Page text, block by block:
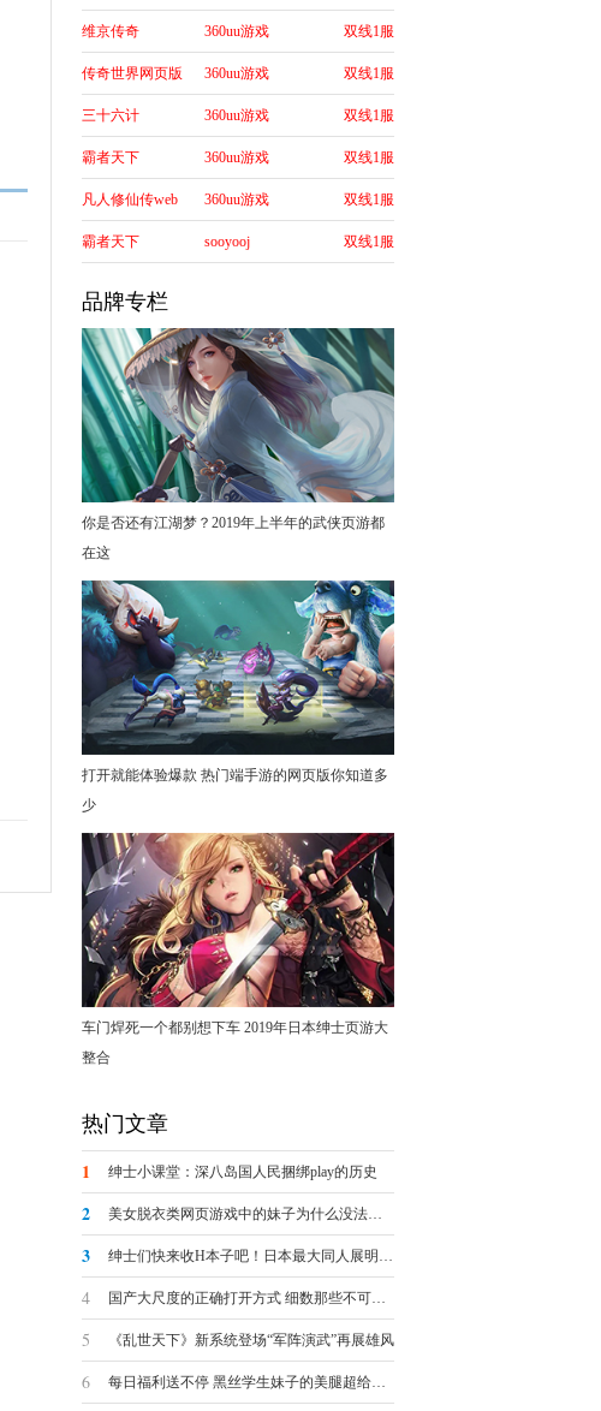
维京传奇 360uu游戏 双线1服
传奇世界网页版 360uu游戏 双线1服
三十六计 360uu游戏 双线1服
霸者天下 360uu游戏 双线1服
凡人修仙传web 360uu游戏 双线1服
霸者天下 sooyooj 双线1服
品牌专栏
你是否还有江湖梦？2019年上半年的武侠页游都
在这
打开就能体验爆款 热门端手游的网页版你知道多
少
车门焊死一个都别想下车 2019年日本绅士页游大
整合
热门文章
1 绅士小课堂：深八岛国人民捆绑play的历史
2 美女脱衣类网页游戏中的妹子为什么没法被脱光？
3 绅士们快来收H本子吧！日本最大同人展明日开幕
4 国产大尺度的正确打开方式 细数那些不可描述的羞羞页游
5 《乱世天下》新系统登场“军阵演武”再展雄风
6 每日福利送不停 黑丝学生妹子的美腿超给力诱惑